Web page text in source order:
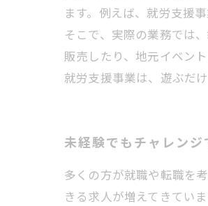
ます。例えば、就労支援
そこで、実際の業務では
販売したり、地元イベン
就労支援事業は、遊ぶだ
未経験でもチャレンジ
多くの方が就職や転職を
きる求人が増えてきてい